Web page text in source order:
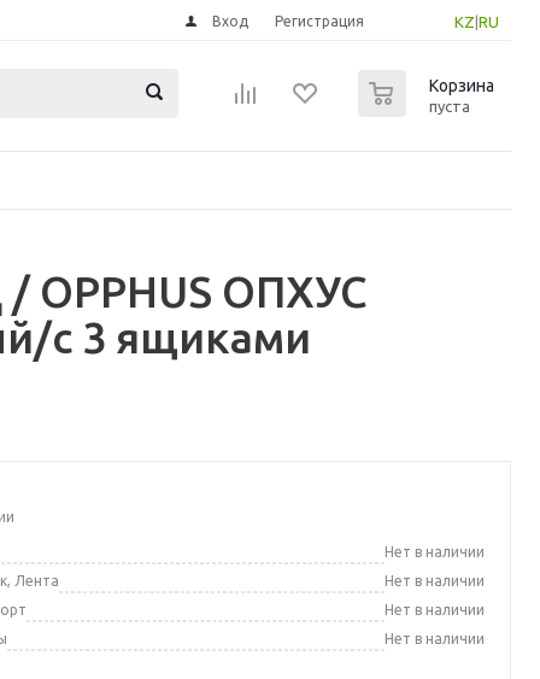
KZ RU
Вход Регистрация
Корзина
пуста
OPPHUS ОПХУС
с 3 ящиками
Нет в наличии
Лента
Нет в наличии
Нет в наличии
Нет в наличии